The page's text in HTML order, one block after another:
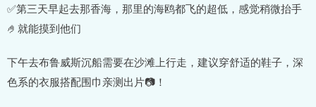
✅第三天早起去那香海，那里的海鸥都飞的超低，感觉稍微抬手
🤌就能摸到他们
下午去布鲁威斯沉船需要在沙滩上行走，建议穿舒适的鞋子，深
色系的衣服搭配围巾亲测出片📷！